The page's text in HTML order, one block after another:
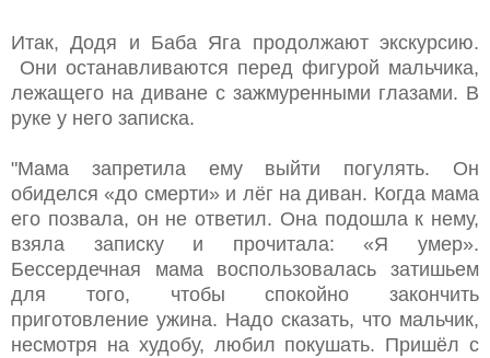
Итак, Додя и Баба Яга продолжают экскурсию.
Они останавливаются перед фигурой мальчика,
лежащего на диване с зажмуренными глазами. В
руке у него записка.
"Мама запретила ему выйти погулять. Он
обиделся «до смерти» и лёг на диван. Когда мама
его позвала, он не ответил. Она подошла к нему,
взяла записку и прочитала: «Я умер».
Бессердечная мама воспользовалась затишьем
для того, чтобы спокойно закончить
приготовление ужина. Надо сказать, что мальчик,
несмотря на худобу, любил покушать. Пришёл с